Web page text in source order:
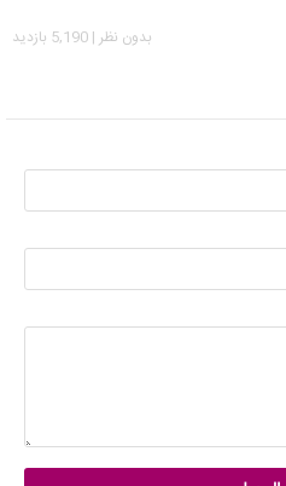
بدون نظر | 5,190 بازدید